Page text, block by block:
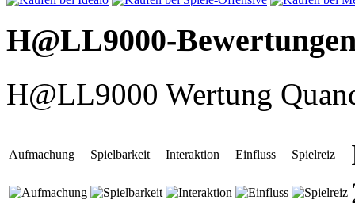
H@LL9000-
H@LL9000 Wertung
Aufmachung Spielbarkeit Interaktion Einfluss Spielreiz